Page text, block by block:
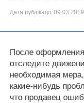
Дата публікації: 09.03.2019
После
отследите
необходимая
какие-нибудь
что продавец